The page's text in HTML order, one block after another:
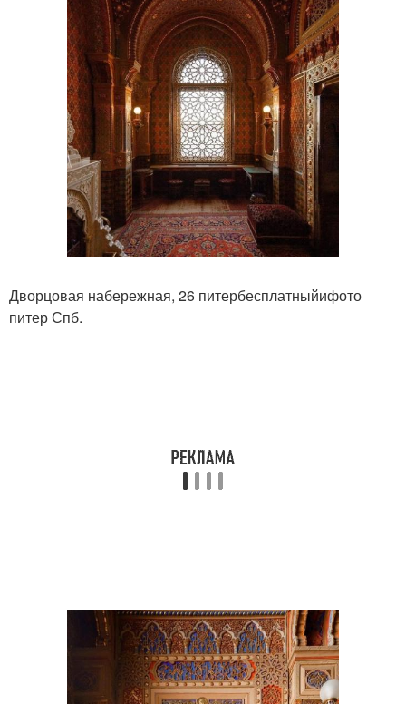
Дворцовая набережная, 26 питербесплатныйифото
питер Спб.